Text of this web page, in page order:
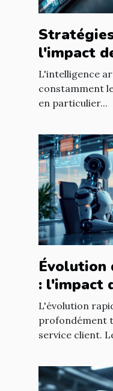
l'impact
qualité
ligne
L'intelligence
constamment
en particulier...
Évolution
: l'impact
sur
L'évolution
profondément
service client.